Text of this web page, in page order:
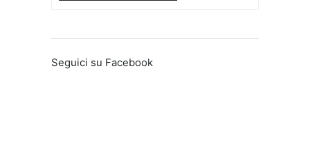
Seguici su Facebook